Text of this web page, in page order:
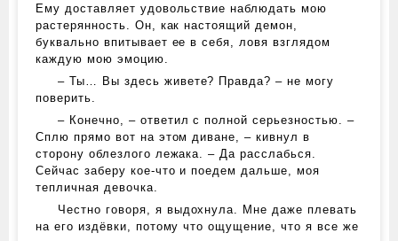
Ему доставляет удовольствие наблюдать мою
растерянность. Он, как настоящий демон,
буквально впитывает ее в себя, ловя взглядом
каждую мою эмоцию.
– Ты… Вы здесь живете? Правда? – не могу
поверить.
– Конечно, – ответил с полной серьезностью. –
Сплю прямо вот на этом диване, – кивнул в
сторону облезлого лежака. – Да расслабься.
Сейчас заберу кое-что и поедем дальше, моя
тепличная девочка.
Честно говоря, я выдохнула. Мне даже плевать
на его издёвки, потому что ощущение, что я все же